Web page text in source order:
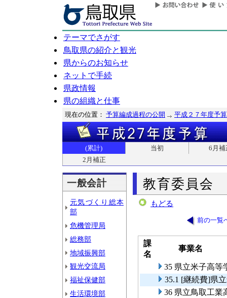
テーマでさがす
鳥取県の紹介と観光
県からのお知らせ
ネットで手続
県政情報
県の組織と仕事
現在の位置： 予算編成過程の公開 平成２７年度予算
(累計) 当初
6月補
2月補正
一般会計
元気づくり総本
部
危機管理局
総務部
地域振興部
観光交流局
福祉保健部
生活環境部
教育委員会
もどる
前の一覧
課
名
事業名
35 県立米子高等
35.1 [継続費]県
36 県立鳥取工業